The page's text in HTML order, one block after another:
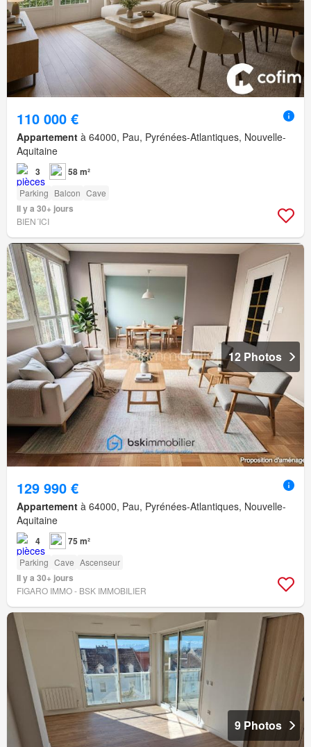
110 000 €
Appartement à 64000, Pau, Pyrénées-Atlantiques, Nouvelle-
Aquitaine
3 58 m²
Parking Balcon Cave
Il y a 30+ jours
BIEN´ICI
12 Photos
129 990 €
Appartement à 64000, Pau, Pyrénées-Atlantiques, Nouvelle-
Aquitaine
4 75 m²
Parking Cave Ascenseur
Il y a 30+ jours
FIGARO IMMO - BSK IMMOBILIER
9 Photos